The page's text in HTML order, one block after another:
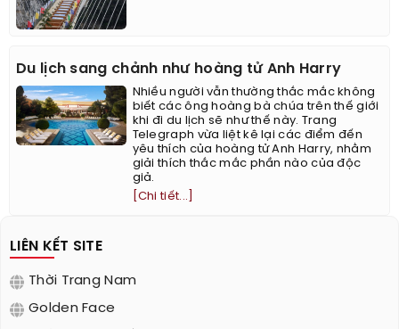
Du lịch sang chảnh như hoàng tử Anh Harry
Nhiều người vẫn thường thắc mắc không
biết các ông hoàng bà chúa trên thế giới
khi đi du lịch sẽ như thế này. Trang
Telegraph vừa liệt kê lại các điểm đến
yêu thích của hoàng tử Anh Harry, nhằm
giải thích thắc mắc phần nào của độc
giả.
[Chi tiết...]
LIÊN KẾT SITE
Thời Trang Nam
Golden Face